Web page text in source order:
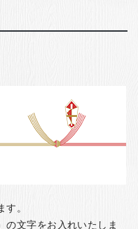
。
の文字をお入れいたしま